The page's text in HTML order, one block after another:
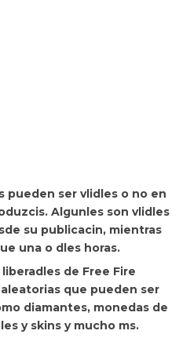
pueden ser vlidles o no en
Algunles son vlidles
su publicacin, mientras
una o dles horas.
de Free Fire
que pueden ser
diamantes, monedas de
y skins y mucho ms.